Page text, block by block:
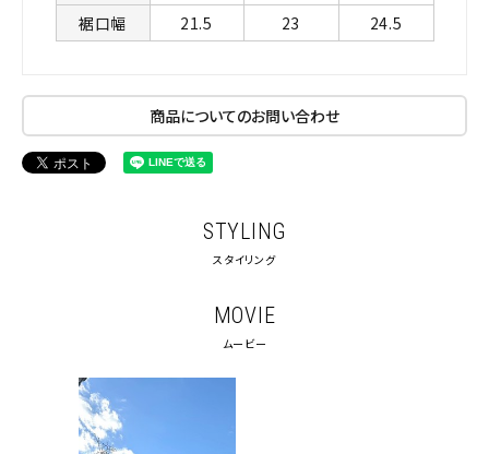
裾口幅
21.5 23 24.5
商品についてのお問い合わせ
STYLING
スタイリング
MOVIE
ムービー